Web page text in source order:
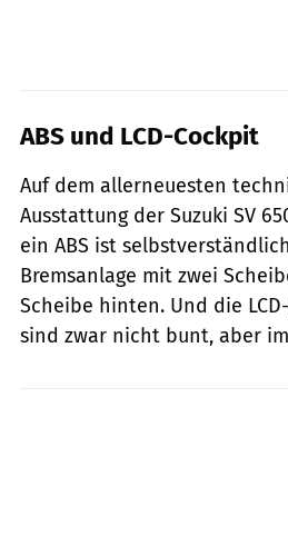
ABS und LCD-Cockpit
Auf dem allerneuesten
Ausstattung der Suzuki SV
ein ABS ist
Bremsanlage mit zwei
Scheibe hinten. Und die
sind zwar nicht bunt, aber